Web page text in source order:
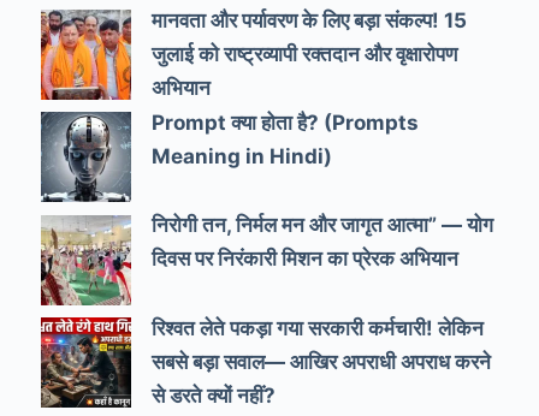
मानवता और पर्यावरण के लिए बड़ा संकल्प! 15
जुलाई को राष्ट्रव्यापी रक्तदान और वृक्षारोपण
अभियान
Prompt क्या होता है? (Prompts
Meaning in Hindi)
निरोगी तन, निर्मल मन और जागृत आत्मा” — योग
दिवस पर निरंकारी मिशन का प्रेरक अभियान
रिश्वत लेते पकड़ा गया सरकारी कर्मचारी! लेकिन
सबसे बड़ा सवाल— आखिर अपराधी अपराध करने
से डरते क्यों नहीं?